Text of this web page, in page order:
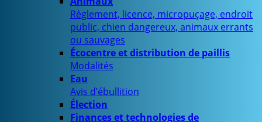
Règlement, licence, micropuçage, endroit
public, chien dangereux, animaux errants
ou sauvages
Écocentre et distribution de paillis
Modalités
Eau
Avis d’ébullition
Élection
Finances et technologies de